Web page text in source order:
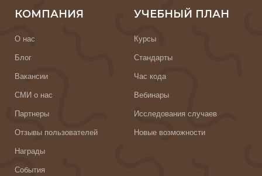
КОМПАНИЯ
О нас
Блог
Вакансии
СМИ о нас
Партнеры
Отзывы пользователей
Награды
События
УЧЕБНЫЙ ПЛАН
Курсы
Стандарты
Час кода
Вебинары
Исследования случаев
Новые возможности